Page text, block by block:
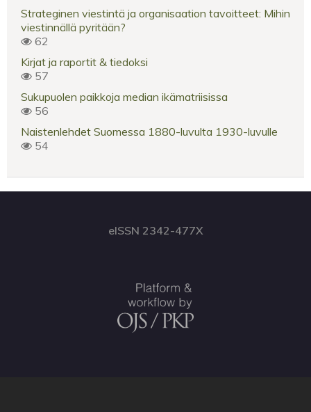
Strateginen viestintä ja organisaation tavoitteet: Mihin
viestinnällä pyritään?
62
Kirjat ja raportit & tiedoksi
57
Sukupuolen paikkoja median ikämatriisissa
56
Naistenlehdet Suomessa 1880-luvulta 1930-luvulle
54
eISSN 2342-477X